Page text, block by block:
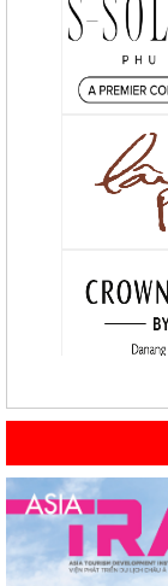
Previous